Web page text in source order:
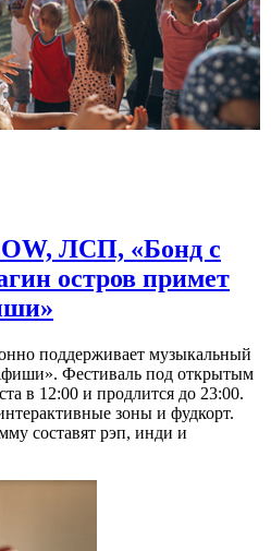
ЛСП, «Бонд с
остров примет
поддерживает музыкальный
Фестиваль под открытым
в 12:00 и продлится до 23:00.
зоны и фудкорт.
составят рэп, инди и